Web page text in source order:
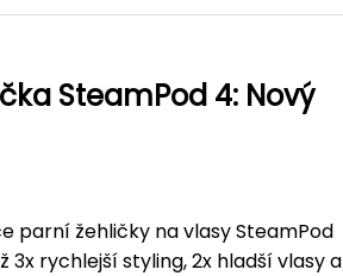
SteamPod 4: Nový
parní žehličky na vlasy SteamPod
3x rychlejší styling, 2x hladší vlasy a